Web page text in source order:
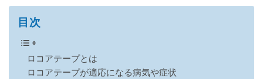
目次
ロコアテープとは
ロコアテープが適応になる病気や症状